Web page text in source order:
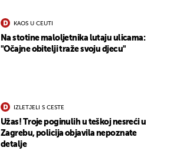
KAOS U CEUTI
Na stotine maloljetnika lutaju ulicama:
"Očajne obitelji traže svoju djecu"
IZLETJELI S CESTE
Užas! Troje poginulih u teškoj nesreći u
Zagrebu, policija objavila nepoznate
detalje